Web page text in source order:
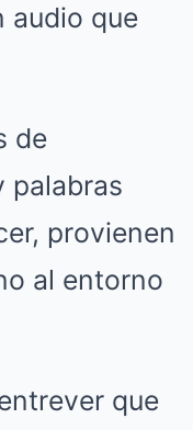
audio que
de
palabras
provienen
al entorno
que